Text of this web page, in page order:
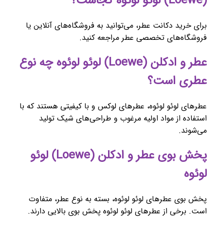
برای خرید دکانت عطر، می‌توانید به فروشگاه‌های آنلاین یا
فروشگاه‌های تخصصی عطر مراجعه کنید.
عطر و ادکلن (Loewe) لوئو لوئوه چه نوع
عطری است؟
عطرهای لوئو لوئوه، عطرهای لوکس و با کیفیتی هستند که با
استفاده از مواد اولیه مرغوب و طراحی‌های شیک تولید
می‌شوند.
پخش بوی عطر و ادکلن (Loewe) لوئو
لوئوه
پخش بوی عطرهای لوئو لوئوه، بسته به نوع عطر، متفاوت
است. برخی از عطرهای لوئو لوئوه پخش بوی بالایی دارند.